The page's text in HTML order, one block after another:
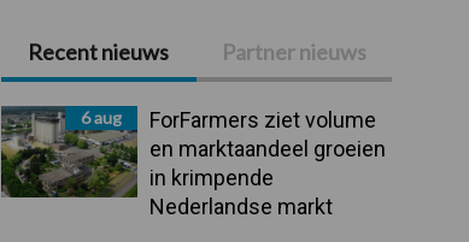
Primaire
Sidebar
Recent nieuws Partner nieuws
6 aug
ForFarmers ziet volume
en marktaandeel groeien
in krimpende
Nederlandse markt